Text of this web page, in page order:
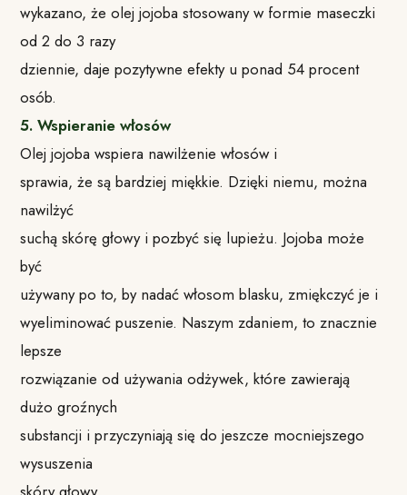
wykazano, że olej jojoba stosowany w formie maseczki
od 2 do 3 razy
dziennie, daje pozytywne efekty u ponad 54 procent
osób.
5. Wspieranie włosów
Olej jojoba wspiera nawilżenie włosów i
sprawia, że są bardziej miękkie. Dzięki niemu, można
nawilżyć
suchą skórę głowy i pozbyć się lupieżu. Jojoba może
być
używany po to, by nadać włosom blasku, zmiękczyć je i
wyeliminować puszenie. Naszym zdaniem, to znacznie
lepsze
rozwiązanie od używania odżywek, które zawierają
dużo groźnych
substancji i przyczyniają się do jeszcze mocniejszego
wysuszenia